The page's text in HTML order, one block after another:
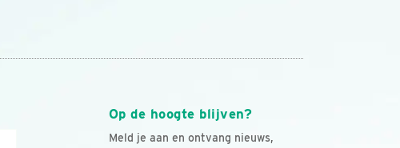
Op de hoogte blijven?
Meld je aan en ontvang nieuws,